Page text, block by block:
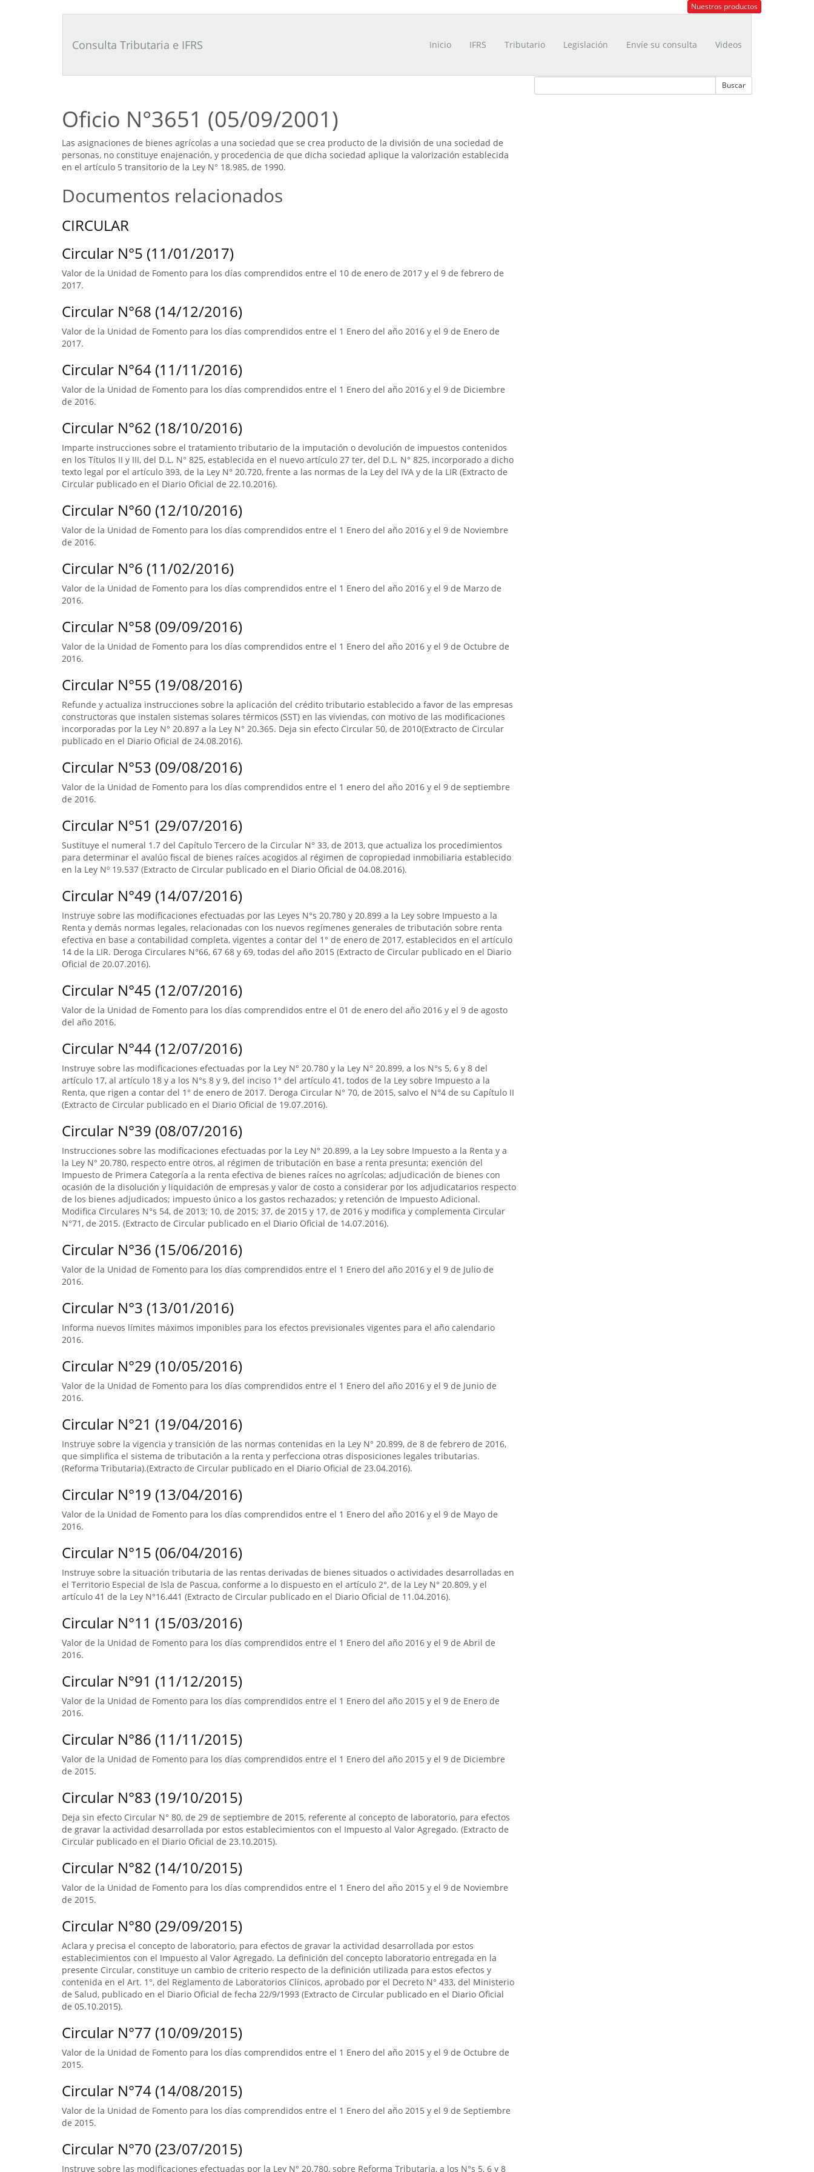
Tributario
Nuestros productos
Consulta Tributaria e IFRS Inicio IFRS Tributario Legislación Envíe su consulta Videos
Oficio N°3651 (05/09/2001)
Las asignaciones de bienes agrícolas a una sociedad que se crea producto de la división de una sociedad de
personas, no constituye enajenación, y procedencia de que dicha sociedad aplique la valorización establecida
en el artículo 5 transitorio de la Ley N° 18.985, de 1990.
Documentos relacionados
CIRCULAR
Circular N°5 (11/01/2017)
Valor de la Unidad de Fomento para los días comprendidos entre el 10 de enero de 2017 y el 9 de febrero de
2017.
Circular N°68 (14/12/2016)
Valor de la Unidad de Fomento para los días comprendidos entre el 1 Enero del año 2016 y el 9 de Enero de
2017.
Circular N°64 (11/11/2016)
Valor de la Unidad de Fomento para los días comprendidos entre el 1 Enero del año 2016 y el 9 de Diciembre
de 2016.
Circular N°62 (18/10/2016)
Imparte instrucciones sobre el tratamiento tributario de la imputación o devolución de impuestos contenidos
en los Títulos II y III, del D.L. N° 825, establecida en el nuevo artículo 27 ter, del D.L. N° 825, incorporado a dicho
texto legal por el artículo 393, de la Ley N° 20.720, frente a las normas de la Ley del IVA y de la LIR (Extracto de
Circular publicado en el Diario Oficial de 22.10.2016).
Circular N°60 (12/10/2016)
Valor de la Unidad de Fomento para los días comprendidos entre el 1 Enero del año 2016 y el 9 de Noviembre
de 2016.
Circular N°6 (11/02/2016)
Valor de la Unidad de Fomento para los días comprendidos entre el 1 Enero del año 2016 y el 9 de Marzo de
2016.
Circular N°58 (09/09/2016)
Valor de la Unidad de Fomento para los días comprendidos entre el 1 Enero del año 2016 y el 9 de Octubre de
2016.
Circular N°55 (19/08/2016)
Refunde y actualiza instrucciones sobre la aplicación del crédito tributario establecido a favor de las empresas
constructoras que instalen sistemas solares térmicos (SST) en las viviendas, con motivo de las modificaciones
incorporadas por la Ley N° 20.897 a la Ley N° 20.365. Deja sin efecto Circular 50, de 2010(Extracto de Circular
publicado en el Diario Oficial de 24.08.2016).
Circular N°53 (09/08/2016)
Valor de la Unidad de Fomento para los días comprendidos entre el 1 enero del año 2016 y el 9 de septiembre
de 2016.
Circular N°51 (29/07/2016)
Sustituye el numeral 1.7 del Capítulo Tercero de la Circular N° 33, de 2013, que actualiza los procedimientos
para determinar el avalúo fiscal de bienes raíces acogidos al régimen de copropiedad inmobiliaria establecido
en la Ley Nº 19.537 (Extracto de Circular publicado en el Diario Oficial de 04.08.2016).
Circular N°49 (14/07/2016)
Instruye sobre las modificaciones efectuadas por las Leyes N°s 20.780 y 20.899 a la Ley sobre Impuesto a la
Renta y demás normas legales, relacionadas con los nuevos regímenes generales de tributación sobre renta
efectiva en base a contabilidad completa, vigentes a contar del 1° de enero de 2017, establecidos en el artículo
14 de la LIR. Deroga Circulares N°66, 67 68 y 69, todas del año 2015 (Extracto de Circular publicado en el Diario
Oficial de 20.07.2016).
Circular N°45 (12/07/2016)
Valor de la Unidad de Fomento para los días comprendidos entre el 01 de enero del año 2016 y el 9 de agosto
del año 2016.
Circular N°44 (12/07/2016)
Instruye sobre las modificaciones efectuadas por la Ley N° 20.780 y la Ley N° 20.899, a los N°s 5, 6 y 8 del
artículo 17, al artículo 18 y a los N°s 8 y 9, del inciso 1° del artículo 41, todos de la Ley sobre Impuesto a la
Renta, que rigen a contar del 1° de enero de 2017. Deroga Circular N° 70, de 2015, salvo el N°4 de su Capítulo II
(Extracto de Circular publicado en el Diario Oficial de 19.07.2016).
Circular N°39 (08/07/2016)
Instrucciones sobre las modificaciones efectuadas por la Ley N° 20.899, a la Ley sobre Impuesto a la Renta y a
la Ley N° 20.780, respecto entre otros, al régimen de tributación en base a renta presunta; exención del
Impuesto de Primera Categoría a la renta efectiva de bienes raíces no agrícolas; adjudicación de bienes con
ocasión de la disolución y liquidación de empresas y valor de costo a considerar por los adjudicatarios respecto
de los bienes adjudicados; impuesto único a los gastos rechazados; y retención de Impuesto Adicional.
Modifica Circulares N°s 54, de 2013; 10, de 2015; 37, de 2015 y 17, de 2016 y modifica y complementa Circular
N°71, de 2015. (Extracto de Circular publicado en el Diario Oficial de 14.07.2016).
Circular N°36 (15/06/2016)
Valor de la Unidad de Fomento para los días comprendidos entre el 1 Enero del año 2016 y el 9 de Julio de
2016.
Circular N°3 (13/01/2016)
Informa nuevos límites máximos imponibles para los efectos previsionales vigentes para el año calendario
2016.
Circular N°29 (10/05/2016)
Valor de la Unidad de Fomento para los días comprendidos entre el 1 Enero del año 2016 y el 9 de Junio de
2016.
Circular N°21 (19/04/2016)
Instruye sobre la vigencia y transición de las normas contenidas en la Ley N° 20.899, de 8 de febrero de 2016,
que simplifica el sistema de tributación a la renta y perfecciona otras disposiciones legales tributarias.
(Reforma Tributaria).(Extracto de Circular publicado en el Diario Oficial de 23.04.2016).
Circular N°19 (13/04/2016)
Valor de la Unidad de Fomento para los días comprendidos entre el 1 Enero del año 2016 y el 9 de Mayo de
2016.
Circular N°15 (06/04/2016)
Instruye sobre la situación tributaria de las rentas derivadas de bienes situados o actividades desarrolladas en
el Territorio Especial de Isla de Pascua, conforme a lo dispuesto en el artículo 2°, de la Ley N° 20.809, y el
artículo 41 de la Ley N°16.441 (Extracto de Circular publicado en el Diario Oficial de 11.04.2016).
Circular N°11 (15/03/2016)
Valor de la Unidad de Fomento para los días comprendidos entre el 1 Enero del año 2016 y el 9 de Abril de
2016.
Circular N°91 (11/12/2015)
Valor de la Unidad de Fomento para los días comprendidos entre el 1 Enero del año 2015 y el 9 de Enero de
2016.
Circular N°86 (11/11/2015)
Valor de la Unidad de Fomento para los días comprendidos entre el 1 Enero del año 2015 y el 9 de Diciembre
de 2015.
Circular N°83 (19/10/2015)
Deja sin efecto Circular N° 80, de 29 de septiembre de 2015, referente al concepto de laboratorio, para efectos
de gravar la actividad desarrollada por estos establecimientos con el Impuesto al Valor Agregado. (Extracto de
Circular publicado en el Diario Oficial de 23.10.2015).
Circular N°82 (14/10/2015)
Valor de la Unidad de Fomento para los días comprendidos entre el 1 Enero del año 2015 y el 9 de Noviembre
de 2015.
Circular N°80 (29/09/2015)
Aclara y precisa el concepto de laboratorio, para efectos de gravar la actividad desarrollada por estos
establecimientos con el Impuesto al Valor Agregado. La definición del concepto laboratorio entregada en la
presente Circular, constituye un cambio de criterio respecto de la definición utilizada para estos efectos y
contenida en el Art. 1°, del Reglamento de Laboratorios Clínicos, aprobado por el Decreto N° 433, del Ministerio
de Salud, publicado en el Diario Oficial de fecha 22/9/1993 (Extracto de Circular publicado en el Diario Oficial
de 05.10.2015).
Circular N°77 (10/09/2015)
Valor de la Unidad de Fomento para los días comprendidos entre el 1 Enero del año 2015 y el 9 de Octubre de
2015.
Circular N°74 (14/08/2015)
Valor de la Unidad de Fomento para los días comprendidos entre el 1 Enero del año 2015 y el 9 de Septiembre
de 2015.
Circular N°70 (23/07/2015)
Instruye sobre las modificaciones efectuadas por la Ley N° 20.780, sobre Reforma Tributaria, a los N°s 5, 6 y 8